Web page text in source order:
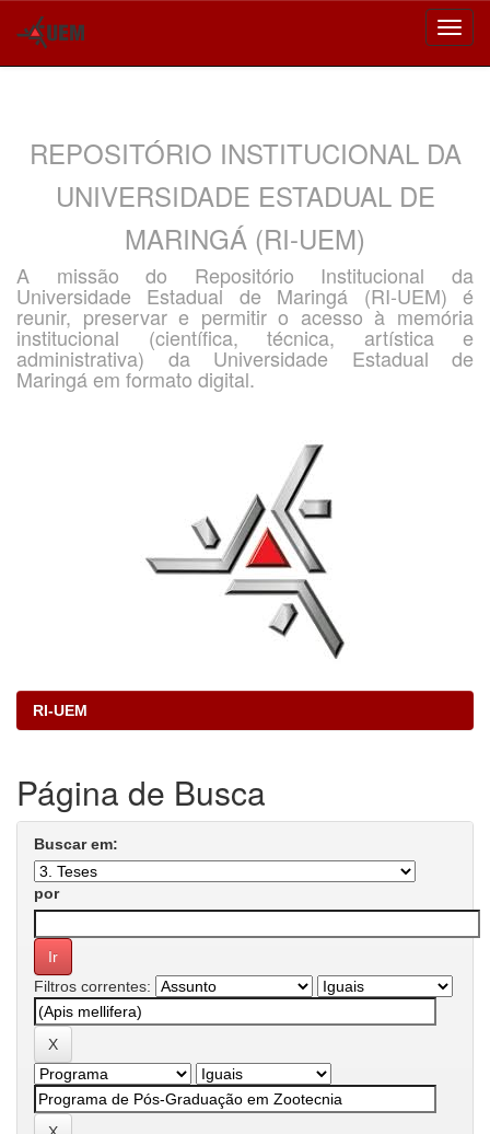
REPOSITÓRIO INSTITUCIONAL DA
UNIVERSIDADE ESTADUAL DE
MARINGÁ (RI-UEM)
A missão do Repositório Institucional da
Universidade Estadual de Maringá (RI-UEM) é
reunir, preservar e permitir o acesso à memória
institucional (científica, técnica, artística e
administrativa) da Universidade Estadual de
Maringá em formato digital.
RI-UEM
Página de Busca
Buscar em:
por
Filtros correntes: